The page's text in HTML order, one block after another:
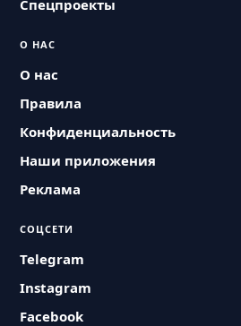
Спецпроекты
О НАС
О нас
Правила
Конфиденциальность
Наши приложения
Реклама
СОЦСЕТИ
Telegram
Instagram
Facebook